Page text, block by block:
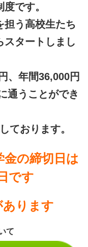
です。
担う高校生たち
スタートしまし
、年間36,000円
通うことができ
ております。
金の締切日は
です
あります
て